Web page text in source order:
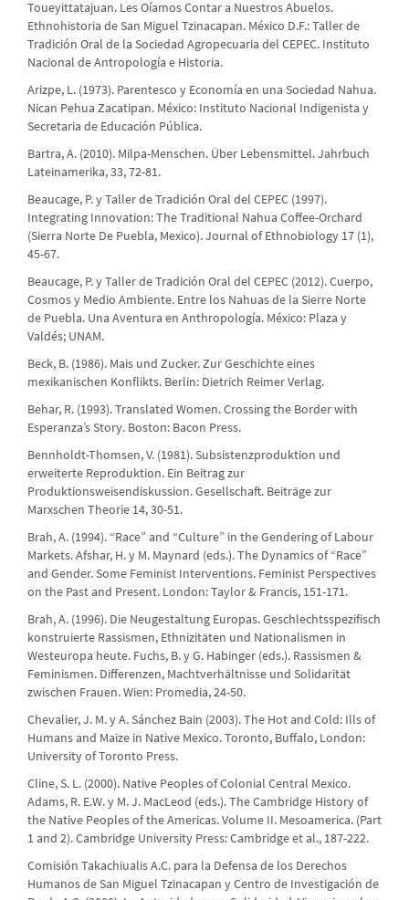
Toueyittatajuan. Les Oíamos Contar a Nuestros Abuelos.
Ethnohistoria de San Miguel Tzinacapan. México D.F.: Taller de
Tradición Oral de la Sociedad Agropecuaria del CEPEC. Instituto
Nacional de Antropología e Historia.
Arizpe, L. (1973). Parentesco y Economía en una Sociedad Nahua.
Nican Pehua Zacatipan. México: Instituto Nacional Indigenista y
Secretaria de Educación Pública.
Bartra, A. (2010). Milpa-Menschen. Über Lebensmittel. Jahrbuch
Lateinamerika, 33, 72-81.
Beaucage, P. y Taller de Tradición Oral del CEPEC (1997).
Integrating Innovation: The Traditional Nahua Coffee-Orchard
(Sierra Norte De Puebla, Mexico). Journal of Ethnobiology 17 (1),
45-67.
Beaucage, P. y Taller de Tradición Oral del CEPEC (2012). Cuerpo,
Cosmos y Medio Ambiente. Entre los Nahuas de la Sierre Norte
de Puebla. Una Aventura en Anthropología. México: Plaza y
Valdés; UNAM.
Beck, B. (1986). Mais und Zucker. Zur Geschichte eines
mexikanischen Konflikts. Berlin: Dietrich Reimer Verlag.
Behar, R. (1993). Translated Women. Crossing the Border with
Esperanza’s Story. Boston: Bacon Press.
Bennholdt-Thomsen, V. (1981). Subsistenzproduktion und
erweiterte Reproduktion. Ein Beitrag zur
Produktionsweisendiskussion. Gesellschaft. Beiträge zur
Marxschen Theorie 14, 30-51.
Brah, A. (1994). “Race” and “Culture” in the Gendering of Labour
Markets. Afshar, H. y M. Maynard (eds.). The Dynamics of “Race”
and Gender. Some Feminist Interventions. Feminist Perspectives
on the Past and Present. London: Taylor & Francis, 151-171.
Brah, A. (1996). Die Neugestaltung Europas. Geschlechtsspezifisch
konstruierte Rassismen, Ethnizitäten und Nationalismen in
Westeuropa heute. Fuchs, B. y G. Habinger (eds.). Rassismen &
Feminismen. Differenzen, Machtverhältnisse und Solidarität
zwischen Frauen. Wien: Promedia, 24-50.
Chevalier, J. M. y A. Sánchez Bain (2003). The Hot and Cold: Ills of
Humans and Maize in Native Mexico. Toronto, Buffalo, London:
University of Toronto Press.
Cline, S. L. (2000). Native Peoples of Colonial Central Mexico.
Adams, R. E.W. y M. J. MacLeod (eds.). The Cambridge History of
the Native Peoples of the Americas. Volume II. Mesoamerica. (Part
1 and 2). Cambridge University Press: Cambridge et al., 187-222.
Comisión Takachiualis A.C. para la Defensa de los Derechos
Humanos de San Miguel Tzinacapan y Centro de Investigación de